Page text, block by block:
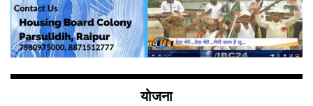
योजना